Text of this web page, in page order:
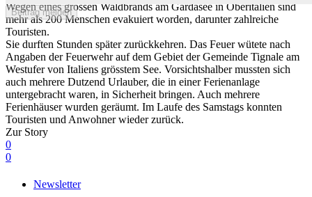
Beitrag melden
Wegen eines grossen Waldbrands am Gardasee in Oberitalien sind
mehr als 200 Menschen evakuiert worden, darunter zahlreiche
Touristen.
Sie durften Stunden später zurückkehren. Das Feuer wütete nach
Angaben der Feuerwehr auf dem Gebiet der Gemeinde Tignale am
Westufer von Italiens grösstem See. Vorsichtshalber mussten sich
auch mehrere Dutzend Urlauber, die in einer Ferienanlage
untergebracht waren, in Sicherheit bringen. Auch mehrere
Ferienhäuser wurden geräumt. Im Laufe des Samstags konnten
Touristen und Anwohner wieder zurück.
Zur Story
0
0
Newsletter